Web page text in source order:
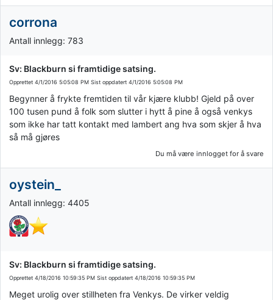
corrona
Antall innlegg: 783
Sv: Blackburn si framtidige satsing.
Opprettet 4/1/2016 5:05:08 PM Sist oppdatert 4/1/2016 5:05:08 PM
Begynner å frykte fremtiden til vår kjære klubb! Gjeld på over
100 tusen pund å folk som slutter i hytt å pine å også venkys
som ikke har tatt kontakt med lambert ang hva som skjer å hva
så må gjøres
Du må være innlogget for å svare
oystein_
Antall innlegg: 4405
Sv: Blackburn si framtidige satsing.
Opprettet 4/18/2016 10:59:35 PM Sist oppdatert 4/18/2016 10:59:35 PM
Meget urolig over stillheten fra Venkys. De virker veldig